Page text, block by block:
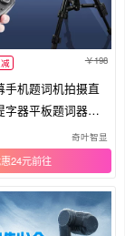
198
手机题词机拍摄直
字器平板题词器微
用ipad单反小型微
视频
奇叶智显
24元